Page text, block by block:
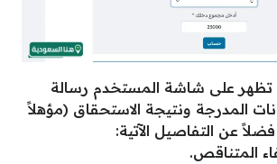
تظهر على شاشة المستخدم رسالة
المدرجة ونتيجة الاستحقاق (مؤهلاً
فضلاً عن التفاصيل الآتية:
المتناقص.